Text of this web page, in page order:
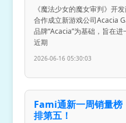
《魔法少女的魔女审判》开
合作成立新游戏公司Acacia
品牌“Acacia”为基础，旨在
近期
2026-06-16 05:30:03
Fami通新一周销量榜
排第五！